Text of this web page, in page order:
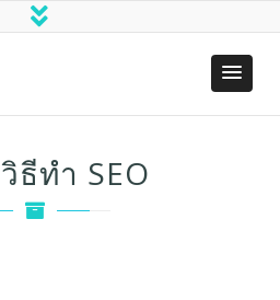
วิธีทํา SEO